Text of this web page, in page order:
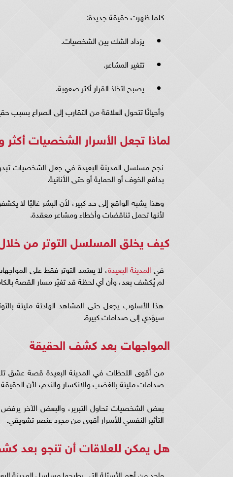
كلما ظهرت حقيقة جديدة:
يزداد الشك بين الشخصيات.
تتغير المشاعر.
يصبح اتخاذ القرار أكثر صعوبة.
وأحيانًا تتحول العلاقة من التقارب إلى الصراع بسبب
لماذا تجعل الأسرار الشخصيات أكثر
نجح مسلسل المدينة البعيدة في جعل الشخصيات
بدافع الخوف أو الحماية أو حتى الأنانية.
وهذا يشبه الواقع إلى حد كبير، لأن البشر غالبًا لا
لأنها تحمل تناقضات وأخطاء ومشاعر معقدة.
كيف يخلق المسلسل التوتر من خلال
في المدينة البعيدة، لا يعتمد التوتر فقط على
لم يُكشف بعد، وأن أي لحظة قد تغيّر مسار القصة
هذا الأسلوب يجعل حتى المشاهد الهادئة مليئة
سيؤدي إلى صدامات كبيرة.
المواجهات بعد كشف الحقيقة
من أقوى اللحظات في المدينة البعيدة قصة عشق
صدامات مليئة بالغضب والانكسار والندم، لأن
بعض الشخصيات تحاول التبرير، والبعض الآخر
التأثير النفسي للأسرار أقوى من مجرد عنصر تشويقي.
هل يمكن للعلاقات أن تنجو بعد
واحد من أهم الأسئلة التي يطرحها مسلسل المدينة